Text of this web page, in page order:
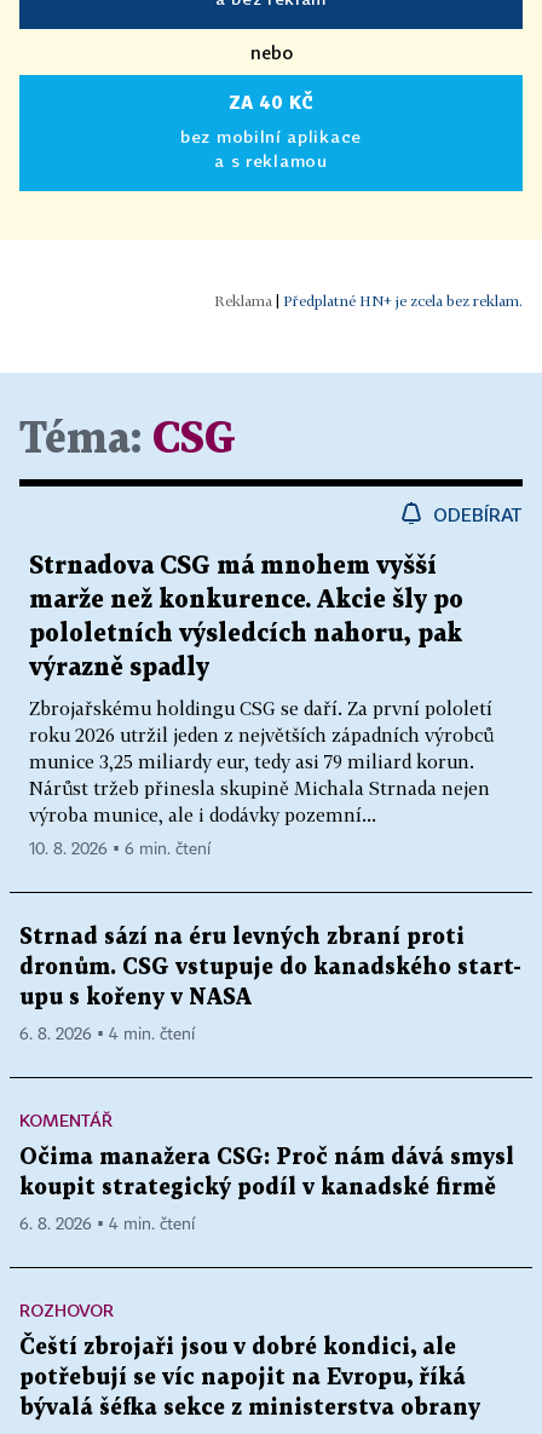
nebo
ZA 40 KČ
bez mobilní aplikace
a s reklamou
Předplatné HN+ je zcela bez reklam.
Téma: CSG
ODEBÍRAT
Strnadova CSG má mnohem vyšší
marže než konkurence. Akcie šly po
pololetních výsledcích nahoru, pak
výrazně spadly
Zbrojařskému holdingu CSG se daří. Za první pololetí
roku 2026 utržil jeden z největších západních výrobců
munice 3,25 miliardy eur, tedy asi 79 miliard korun.
Nárůst tržeb přinesla skupině Michala Strnada nejen
výroba munice, ale i dodávky pozemní...
10. 8. 2026 ▪ 6 min. čtení
Strnad sází na éru levných zbraní proti
dronům. CSG vstupuje do kanadského start-
upu s kořeny v NASA
6. 8. 2026 ▪ 4 min. čtení
KOMENTÁŘ
Očima manažera CSG: Proč nám dává smysl
koupit strategický podíl v kanadské firmě
6. 8. 2026 ▪ 4 min. čtení
ROZHOVOR
Čeští zbrojaři jsou v dobré kondici, ale
potřebují se víc napojit na Evropu, říká
bývalá šéfka sekce z ministerstva obrany